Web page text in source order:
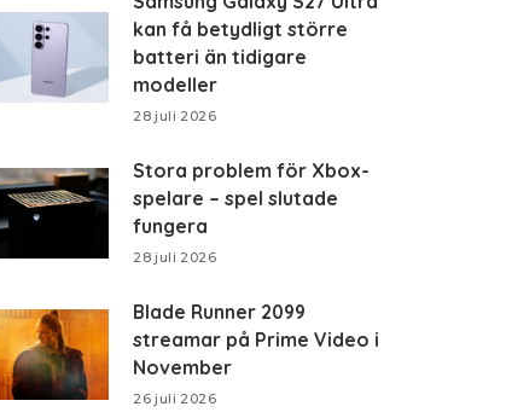
kan få betydligt större
batteri än tidigare
modeller
28 juli 2026
Stora problem för Xbox-
spelare – spel slutade
fungera
28 juli 2026
Blade Runner 2099
streamar på Prime Video i
November
26 juli 2026